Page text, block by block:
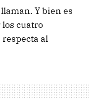
Y bien es
cuatro
respecta al